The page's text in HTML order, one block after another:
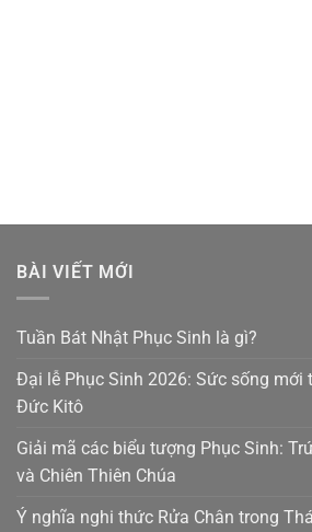
BÀI VIẾT MỚI
Tuần Bát Nhật Phục Sinh là gì?
Đại lễ Phục Sinh 2026: Sức sống mới
Đức Kitô
Giải mã các biểu tượng Phục Sinh:
và Chiên Thiên Chúa
Ý nghĩa nghi thức Rửa Chân trong